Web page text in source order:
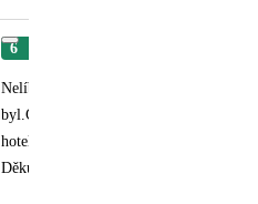
6
Nelíbilo se mi, že v části hotelu, v které jsme byly ubytováný nebyl výtah.V ostatních částech hotelu -pavilonech
byl.Chodit po schodech několikrát
hotelu jsou jenom někde Člověk by si
Děkuji